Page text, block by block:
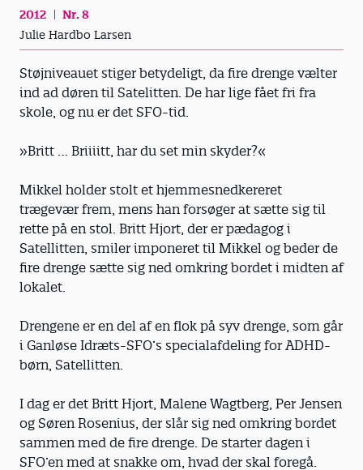
2012
Nr. 8
Julie Hardbo Larsen
Støjniveauet stiger betydeligt, da fire drenge vælter
ind ad døren til Satelitten. De har lige fået fri fra
skole, og nu er det SFO-tid.
»Britt … Briiiitt, har du set min skyder?«
Mikkel holder stolt et hjemmesnedkereret
trægevær frem, mens han forsøger at sætte sig til
rette på en stol. Britt Hjort, der er pædagog i
Satellitten, smiler imponeret til Mikkel og beder de
fire drenge sætte sig ned omkring bordet i midten af
lokalet.
Drengene er en del af en flok på syv drenge, som går
i Ganløse Idræts-SFO’s specialafdeling for ADHD-
børn, Satellitten.
I dag er det Britt Hjort, Malene Wagtberg, Per Jensen
og Søren Rosenius, der slår sig ned omkring bordet
sammen med de fire drenge. De starter dagen i
SFO’en med at snakke om, hvad der skal foregå.